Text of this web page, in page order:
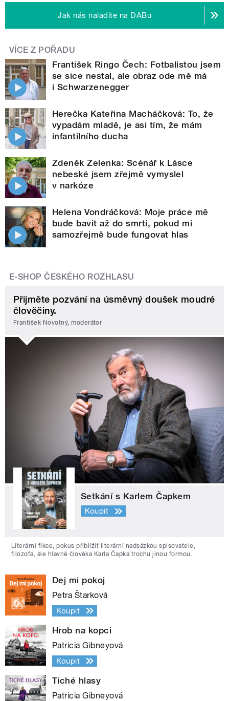
Jak nás naladíte na DABu
VÍCE Z POŘADU
František Ringo Čech: Fotbalistou jsem
se sice nestal, ale obraz ode mě má
i Schwarzenegger
Herečka Kateřina Macháčková: To, že
vypadám mladě, je asi tím, že mám
infantilního ducha
Zdeněk Zelenka: Scénář k Lásce
nebeské jsem zřejmě vymyslel
v narkóze
Helena Vondráčková: Moje práce mě
bude bavit až do smrti, pokud mi
samozřejmě bude fungovat hlas
E-SHOP ČESKÉHO ROZHLASU
Přijměte pozvání na úsměvný doušek moudré
člověčiny.
František Novotný, moderátor
Setkání s Karlem Čapkem
Koupit
Literární fikce, pokus přiblížit literární nadsázkou spisovatele,
filozofa, ale hlavně člověka Karla Čapka trochu jinou formou.
Dej mi pokoj
Petra Štarková
Koupit
Hrob na kopci
Patricia Gibneyová
Koupit
Tiché hlasy
Patricia Gibneyová